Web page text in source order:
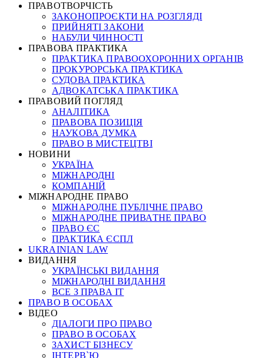
ПРАВОТВОРЧІСТЬ
ЗАКОНОПРОЄКТИ НА РОЗГЛЯДІ
ПРИЙНЯТІ ЗАКОНИ
НАБУЛИ ЧИННОСТІ
ПРАВОВА ПРАКТИКА
ПРАКТИКА ПРАВООХОРОННИХ ОРГАНІВ
ПРОКУРОРСЬКА ПРАКТИКА
СУДОВА ПРАКТИКА
АДВОКАТСЬКА ПРАКТИКА
ПРАВОВИЙ ПОГЛЯД
АНАЛІТИКА
ПРАВОВА ПОЗИЦІЯ
НАУКОВА ДУМКА
ПРАВО В МИСТЕЦТВІ
НОВИНИ
УКРАЇНА
МІЖНАРОДНІ
КОМПАНІЙ
МІЖНАРОДНЕ ПРАВО
МІЖНАРОДНЕ ПУБЛІЧНЕ ПРАВО
МІЖНАРОДНЕ ПРИВАТНЕ ПРАВО
ПРАВО ЄС
ПРАКТИКА ЄСПЛ
UKRAINIAN LAW
ВИДАННЯ
УКРАЇНСЬКІ ВИДАННЯ
МІЖНАРОДНІ ВИДАННЯ
ВСЕ З ПРАВА ІТ
ПРАВО В ОСОБАХ
ВІДЕО
ДІАЛОГИ ПРО ПРАВО
ПРАВО В ОСОБАХ
ЗАХИСТ БІЗНЕСУ
ІНТЕРВ`Ю